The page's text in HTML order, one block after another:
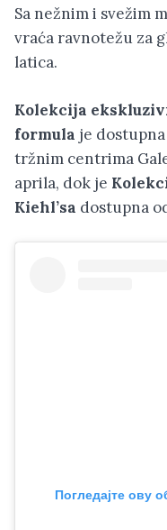
Sa nežnim i svežim
vraća ravnotežu za
latica.
Kolekcija
formula je
tržnim centrima
aprila, dok je
Kiehl’sa dostupna
Погледајте ову